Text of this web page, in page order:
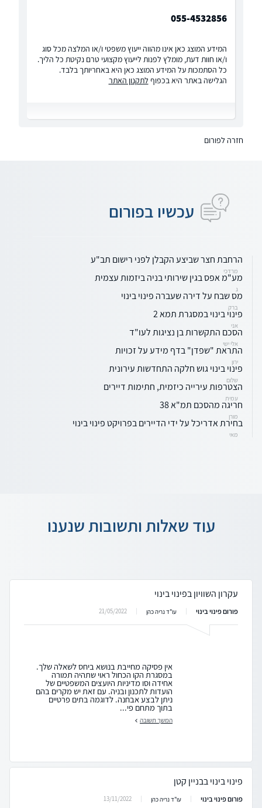
055-4532856
המידע המוצג כאן אינו מהווה ייעוץ משפטי ו/או המלצה מכל סוג
ו/או חוות דעת, מומלץ לפנות לייעוץ מקצועי טרם נקיטת כל הליך.
כל הסתמכות על המידע המוצג כאן היא באחריותך בלבד.
הגלישה באתר היא בכפוף לתקנון האתר
חזרה לפורום
עכשיו בפורום
הרחבת חצר שביצע הקבלן לפני רישום תב"ע
מרדכי
מע"מ אפס בגין שירותי בניה ביזמות עצמית
ג
מס שבח על דירה שעברה פינוי בינוי
ברק
פינוי בינוי במסגרת תמא 2
אני
הסכם התקשרות בן נציגות לעו"ד
אלי ישי
התראת "שפדן" בדף מידע על זכויות
ירון
פינוי בינוי גוש חלקה התחדשות עירונית
שלום
הצטרפות עירייה כיזמית, חתימות דיירים
עמית
חריגה מהסכם תמ"א 38
מורן
בחירת אדריכל על ידי הדיירים בפרויקט פינוי בינוי
מאי
עוד שאלות ותשובות שנענו
עקרון השוויון בפינוי בינוי
פורום פינוי בינוי עו"ד נריה כהן 21/05/2022
אין פסיקה מחייבת בנושא ביחס לשאלה שלך.
במסגרת הקו הכחול ראוי שתהיה תמורה
אחידה וסו מדיניות היועצים המשפטיים של
הועדות לתכנון ובניה. עם זאת יש מקרים בהם
ניתן לבצע אבחנה. לדוגמה בתים פרטיים
בתוך מתחם פי...
המשך תשובה
פינוי בינוי בבניין קטן
פורום פינוי בינוי עו"ד נריה כהן 13/11/2022